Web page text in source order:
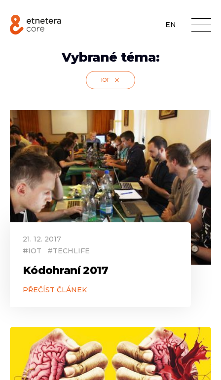
EN
Vybrané téma:
IOT
21. 12. 2017
#IOT #TECHLIFE
Kódohraní 2017
PŘEČÍST ČLÁNEK